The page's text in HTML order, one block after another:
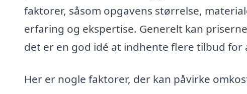
faktorer, såsom opgavens størrelse,
erfaring og ekspertise. Generelt kan
det er en god idé at indhente flere tilbud
Her er nogle faktorer, der kan påvirke